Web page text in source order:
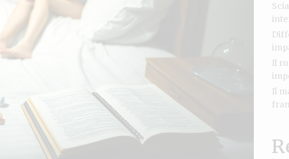
Il
Il